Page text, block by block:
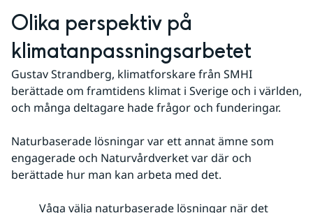
Olika perspektiv på
klimatanpassningsarbetet
Gustav Strandberg, klimatforskare från SMHI
berättade om framtidens klimat i Sverige och i världen,
och många deltagare hade frågor och funderingar.
Naturbaserade lösningar var ett annat ämne som
engagerade och Naturvårdverket var där och
berättade hur man kan arbeta med det.
Våga välja naturbaserade lösningar när det